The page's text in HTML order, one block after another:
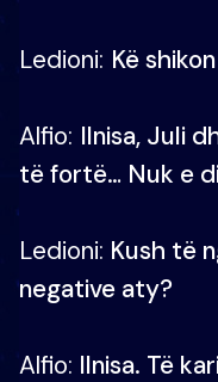
Ledioni: Kë
Alfio: Ilnisa, Juli
të fortë… Nuk e
Ledioni: Kush të
negative aty?
Alfio: Ilnisa. Të